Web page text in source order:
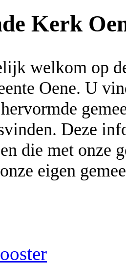
Kerk
welkom op
Oene. U
Deze
die met onze
eigen